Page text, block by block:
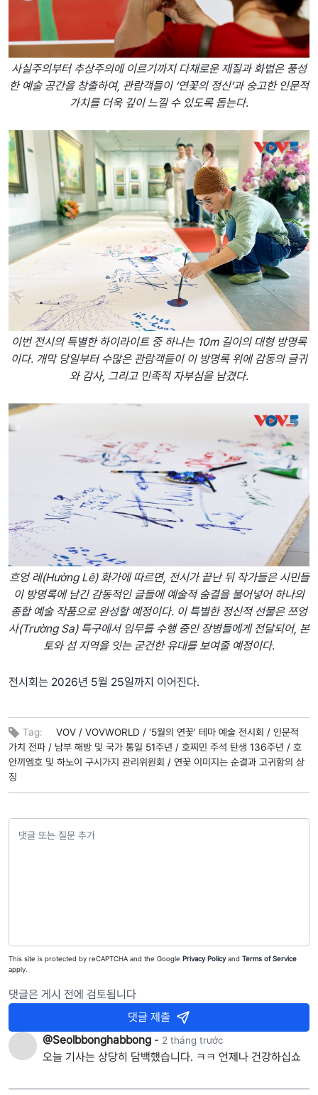
사실주의부터 추상주의에 이르기까지 다채로운 재질과 화법은 풍성
한 예술 공간을 창출하여, 관람객들이 ‘연꽃의 정신’과 숭고한 인문적
가치를 더욱 깊이 느낄 수 있도록 돕는다.
이번 전시의 특별한 하이라이트 중 하나는 10m 길이의 대형 방명록
이다. 개막 당일부터 수많은 관람객들이 이 방명록 위에 감동의 글귀
와 감사, 그리고 민족적 자부심을 남겼다.
흐엉 레(Hường Lê) 화가에 따르면, 전시가 끝난 뒤 작가들은 시민들
이 방명록에 남긴 감동적인 글들에 예술적 숨결을 불어넣어 하나의
종합 예술 작품으로 완성할 예정이다. 이 특별한 정신적 선물은 쯔엉
사(Trường Sa) 특구에서 임무를 수행 중인 장병들에게 전달되어, 본
토와 섬 지역을 잇는 굳건한 유대를 보여줄 예정이다.
전시회는 2026년 5월 25일까지 이어진다.
Tag: VOV / VOVWORLD / '5월의 연꽃' 테마 예술 전시회 / 인문적
가치 전파 / 남부 해방 및 국가 통일 51주년 / 호찌민 주석 탄생 136주년 / 호
안끼엠호 및 하노이 구시가지 관리위원회 / 연꽃 이미지는 순결과 고귀함의 상
징
This site is protected by reCAPTCHA and the Google Privacy Policyand Terms of Service
apply.
댓글은 게시 전에 검토됩니다
댓글 제출
@Seolbbonghabbong - 2 tháng trước
오늘 기사는 상당히 담백했습니다. ㅋㅋ 언제나 건강하십쇼